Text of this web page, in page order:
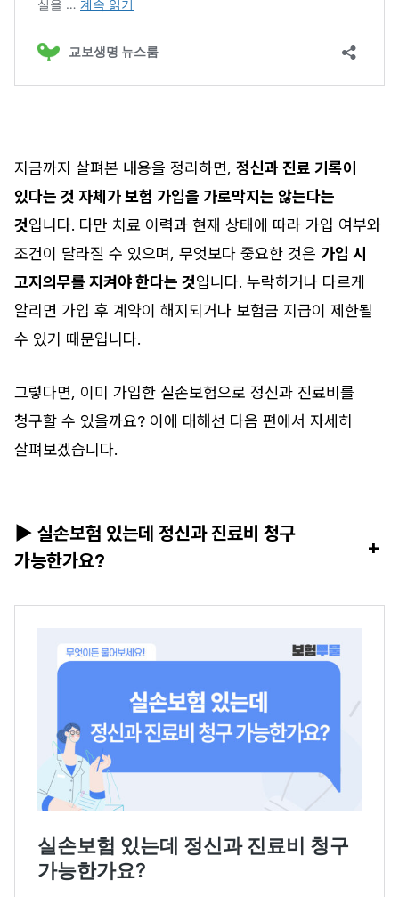
지금까지 살펴본 내용을 정리하면, 정신과 진료 기록이
있다는 것 자체가 보험 가입을 가로막지는 않는다는
것입니다. 다만 치료 이력과 현재 상태에 따라 가입 여부와
조건이 달라질 수 있으며, 무엇보다 중요한 것은 가입 시
고지의무를 지켜야 한다는 것입니다. 누락하거나 다르게
알리면 가입 후 계약이 해지되거나 보험금 지급이 제한될
수 있기 때문입니다.
그렇다면, 이미 가입한 실손보험으로 정신과 진료비를
청구할 수 있을까요? 이에 대해선 다음 편에서 자세히
살펴보겠습니다.
▶ 실손보험 있는데 정신과 진료비 청구
가능한가요?
+